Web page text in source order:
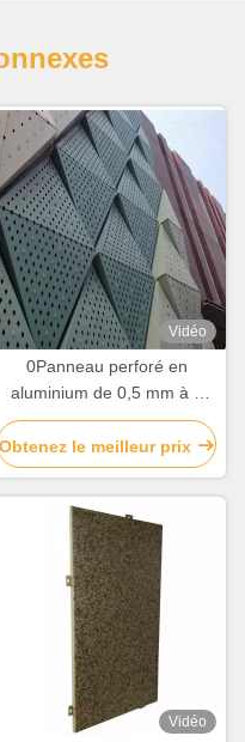
Vidéo
0Panneau perforé en
aluminium de 0,5 mm à 5
mm pour façade de bâtiment
résidentiel
le meilleur prix
Vidéo